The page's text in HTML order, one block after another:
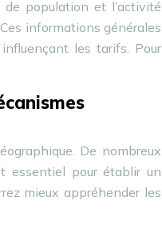
population et l’activité
informations générales
les tarifs. Pour
De nombreux
essentiel pour établir un
mieux appréhender les